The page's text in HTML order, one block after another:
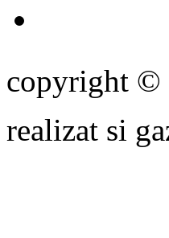
copyright ©
realizat si